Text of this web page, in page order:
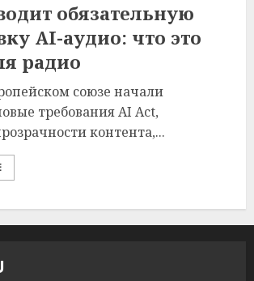
обязательную
AI-аудио: что это
радио
союзе начали
требования AI Act,
контента,...